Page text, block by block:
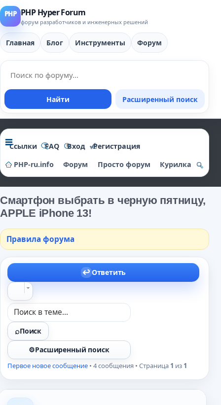
PHP Hyper Forum
форум разработчиков и инженерных решений
Главная Блог Инструменты Форум
Найти Расширенный поиск
Ссылки FAQ Вход
Регистрация
PHP-ru.info
Форум Просто форум
Курилка
и
Смартфон выбрать в черную пятницу,
APPLE iPhone 13!
Правила форума
Ответить
Поиск
Расширенный поиск
Первое новое сообщение • 4 сообщения • Страница 1 из 1